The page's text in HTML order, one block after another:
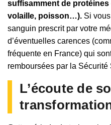
suffisamment de
volaille, poisson…). Si
sanguin prescrit par votre
d’éventuelles carences
fréquente en France) qui
remboursées par la Sécurité
L’écoute de